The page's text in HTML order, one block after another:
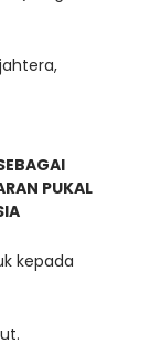
PUKAL
kepada